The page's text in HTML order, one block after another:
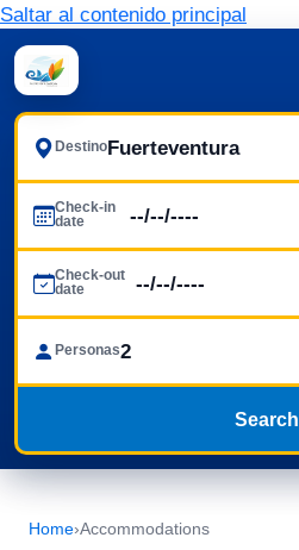
Saltar al contenido principal
Destino
Check-in
date
Check-out
date
Personas
Search
Home›Accommodations